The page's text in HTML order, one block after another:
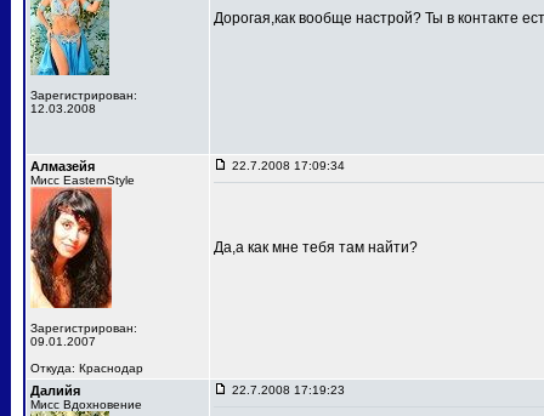
Зарегистрирован:
12.03.2008
Дорогая,как вообще настрой? Ты в контакте
Алмазейя
Мисс EasternStyle
Зарегистрирован:
09.01.2007
Откуда: Краснодар
22.7.2008 17:09:34
Да,а как мне тебя там найти?
Далийя
Мисс Вдохновение
22.7.2008 17:19:23